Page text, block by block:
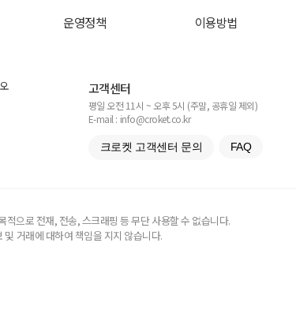
운영정책 이용방법
고객센터
평일 오전 11시 ~ 오후 5시 (주말, 공휴일 제외)
E-mail : info@croket.co.kr
크로켓 고객센터 문의 FAQ
으로 전재, 전송, 스크래핑 등 무단 사용할 수 없습니다.
거래에 대하여 책임을 지지 않습니다.